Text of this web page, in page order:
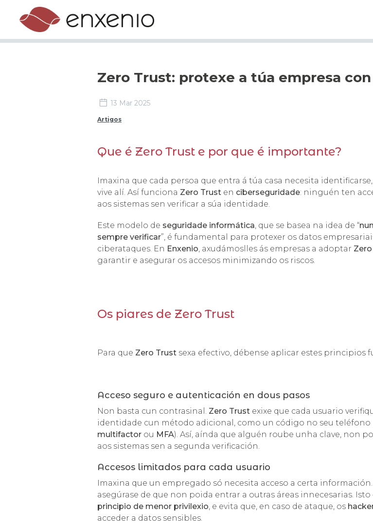
Zero Trust: protexe a túa empresa
13 Mar 2025
Artigos
Que é Zero Trust e por que é importante?
Imaxina que cada persoa que entra á túa casa necesita
vive alí. Así funciona Zero Trust en ciberseguridade: ninguén ten
aos sistemas sen verificar a súa identidade.
Este modelo de seguridade informática, que se basea na idea de “
sempre verificar”, é fundamental para protexer os datos
ciberataques. En Enxenio, axudámoslles ás empresas a adoptar
garantir e asegurar os accesos minimizando os riscos.
Os piares de Zero Trust
Para que Zero Trust sexa efectivo, débense aplicar estes principios
Acceso seguro e autenticación en dous pasos
Non basta cun contrasinal. Zero Trust exixe que cada usuario
identidade cun método adicional, como un código no seu teléfono
multifactor ou MFA). Así, aínda que alguén roube unha clave, non
aos sistemas sen a segunda verificación.
Accesos limitados para cada usuario
Imaxina que un empregado só necesita acceso a certa información.
asegúrase de que non poida entrar a outras áreas innecesarias. Isto
principio de menor privilexio, e evita que, en caso de ataque, os
acceder a datos sensibles.